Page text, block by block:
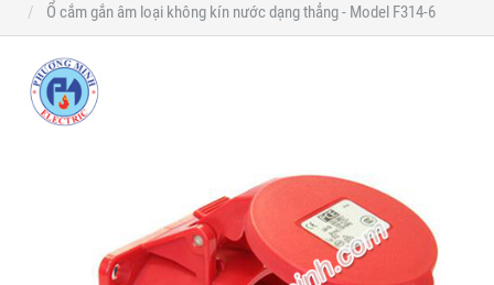
Ổ cắm gắn âm loại không kín nước dạng thẳng - Model F314-6